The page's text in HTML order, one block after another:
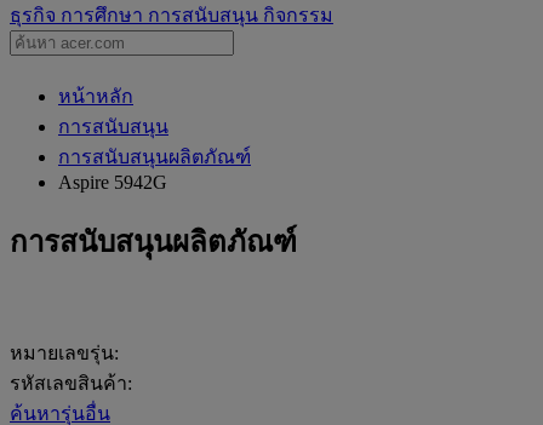
ธุรกิจ การศึกษา การสนับสนุน กิจกรรม
หน้าหลัก
การสนับสนุน
การสนับสนุนผลิตภัณฑ์
Aspire 5942G
การสนับสนุนผลิตภัณฑ์
หมายเลขรุ่น:
รหัสเลขสินค้า:
ค้นหารุ่นอื่น